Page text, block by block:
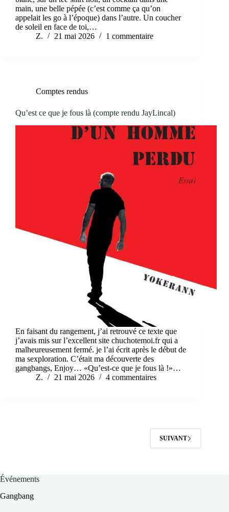
main, une belle pépée (c’est comme ça qu’on
appelait les go à l’époque) dans l’autre. Un coucher
de soleil en face de toi,…
Z.
21 mai 2026 1 commentaire
Comptes rendus
Qu’est ce que je fous là (compte rendu JayLincal)
En faisant du rangement, j’ai retrouvé ce texte que
j’avais mis sur l’excellent site chuchotemoi.fr qui a
malheureusement fermé. je l’ai écrit après le début de
ma sexploration. C’était ma découverte des
gangbangs, Enjoy… «Qu’est-ce que je fous là !»…
Z.
21 mai 2026 4 commentaires
SUIVANT
Événements
Gangbang